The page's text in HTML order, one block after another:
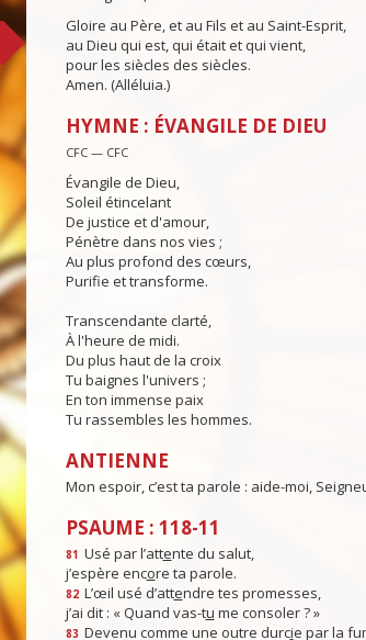
Gloire au Père, et au Fils et au Saint-Esprit,
au Dieu qui est, qui était et qui vient,
pour les siècles des siècles.
Amen. (Alléluia.)
HYMNE : ÉVANGILE DE DIEU
CFC — CFC
Évangile de Dieu,
Soleil étincelant
De justice et d'amour,
Pénètre dans nos vies ;
Au plus profond des cœurs,
Purifie et transforme.
Transcendante clarté,
À l'heure de midi.
Du plus haut de la croix
Tu baignes l'univers ;
En ton immense paix
Tu rassembles les hommes.
ANTIENNE
Mon espoir, c’est ta parole : aide-moi,
PSAUME : 118-11
81 Usé par l’attente du salut,
j’espère encore ta parole.
82 L’œil usé d’attendre tes promesses,
j’ai dit : « Quand vas-tu me consoler ? »
83 Devenu comme une outre durcie par la